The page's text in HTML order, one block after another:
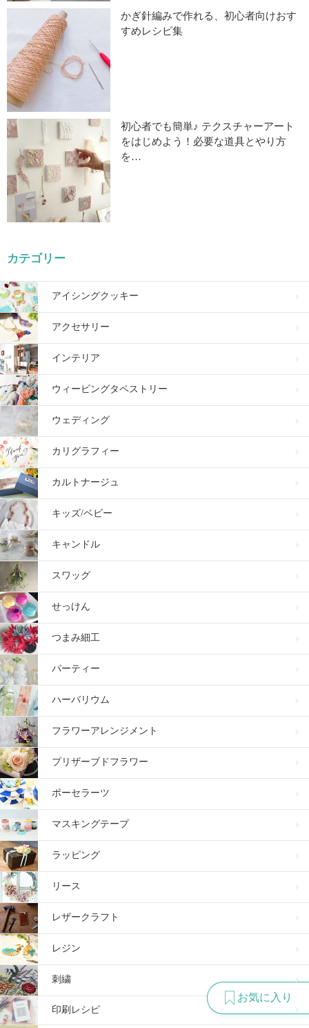
お気に入り
かぎ針編みで作れる、初心者向けおす
すめレシピ集
初心者でも簡単♪ テクスチャーアート
をはじめよう！必要な道具とやり方
を…
カテゴリー
アイシングクッキー
アクセサリー
インテリア
ウィービングタペストリー
ウェディング
カリグラフィー
カルトナージュ
キッズ/ベビー
キャンドル
スワッグ
せっけん
つまみ細工
パーティー
ハーバリウム
フラワーアレンジメント
プリザーブドフラワー
ポーセラーツ
マスキングテープ
ラッピング
リース
レザークラフト
レジン
刺繍
印刷レシピ